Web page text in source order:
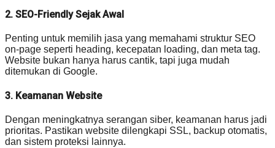
2. SEO-Friendly Sejak Awal
Penting untuk memilih jasa yang memahami struktur SEO
on-page seperti heading, kecepatan loading, dan meta tag.
Website bukan hanya harus cantik, tapi juga mudah
ditemukan di Google.
3. Keamanan Website
Dengan meningkatnya serangan siber, keamanan harus jadi
prioritas. Pastikan website dilengkapi SSL, backup otomatis,
dan sistem proteksi lainnya.